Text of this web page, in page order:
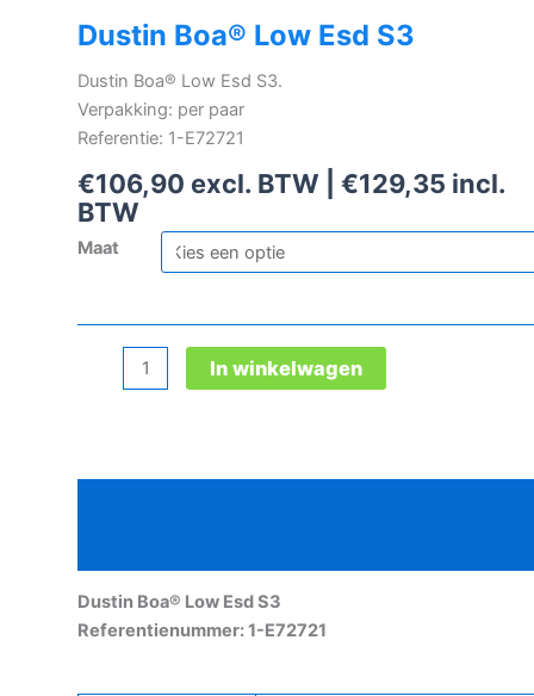
Dustin Boa® Low Esd S3
Dustin Boa® Low Esd S3.
Verpakking: per paar
Referentie: 1-E72721
€106,90 excl. BTW | €129,35 incl.
BTW
Maat
S3
In winkelwagen
Dustin Boa® Low Esd S3
Referentienummer: 1-E72721